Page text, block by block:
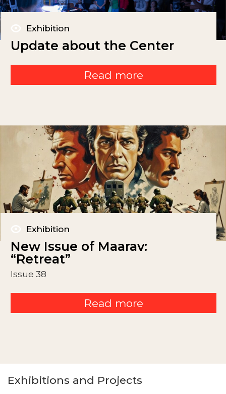
Exhibition
Update about the Center
Read more
Exhibition
New Issue of Maarav:
“Retreat”
Issue 38
Read more
Exhibitions and Projects